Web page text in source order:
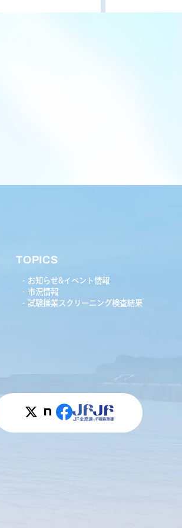
TOPICS
お知らせ&イベント情報
市況情報
試験操業スクリーニング検査結果